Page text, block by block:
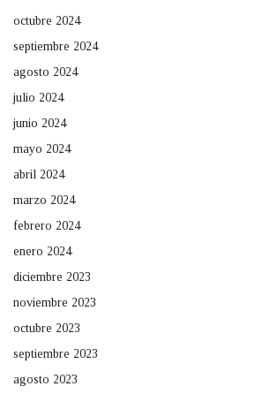
octubre 2024
septiembre 2024
agosto 2024
julio 2024
junio 2024
mayo 2024
abril 2024
marzo 2024
febrero 2024
enero 2024
diciembre 2023
noviembre 2023
octubre 2023
septiembre 2023
agosto 2023